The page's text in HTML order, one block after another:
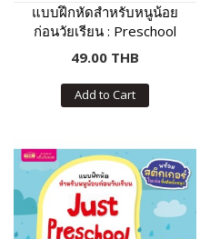
แบบฝึกหัดสำหรับหนูน้อย
ก่อนวัยเรียน : Preschool
Activity Book
49.00 THB
Add to Cart